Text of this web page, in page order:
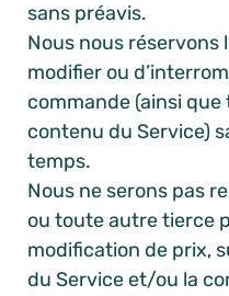
sans préavis.
Nous nous
modifier ou
commande (ainsi
contenu du Service)
temps.
Nous ne serons pas
ou toute autre tierce
modification de prix,
du Service et/ou la